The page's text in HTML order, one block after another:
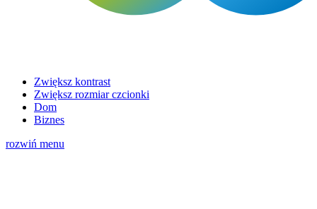
Zwiększ kontrast
Zwiększ rozmiar czcionki
Dom
Biznes
rozwiń menu